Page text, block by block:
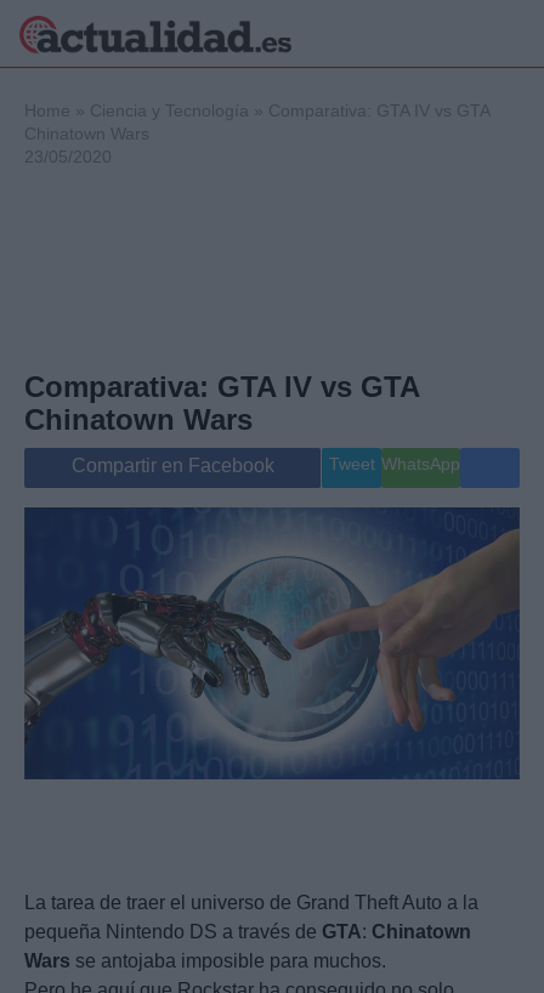
Internacional
Viajes
Musica
Home » Ciencia y Tecnología » Comparativa: GTA IV vs GTA
Chinatown Wars
23/05/2020
Comparativa: GTA IV vs GTA
Chinatown Wars
Compartir en Facebook Tweet WhatsApp
La tarea de traer el universo de Grand Theft Auto a la
pequeña Nintendo DS a través de GTA: Chinatown
Wars se antojaba imposible para muchos.